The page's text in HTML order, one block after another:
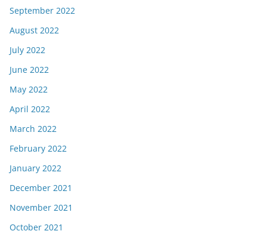
September 2022
August 2022
July 2022
June 2022
May 2022
April 2022
March 2022
February 2022
January 2022
December 2021
November 2021
October 2021